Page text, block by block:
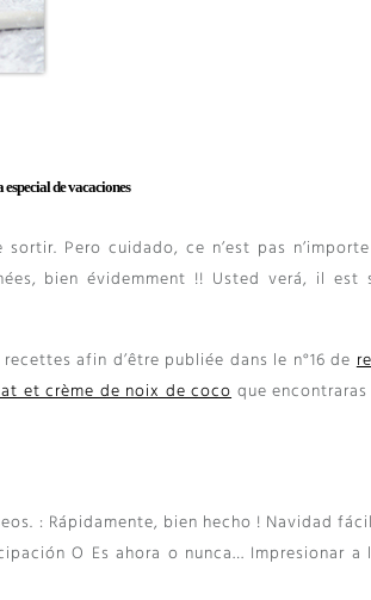
de vacaciones
sortir. Pero cuidado, ce n’est pas
, bien évidemment !! Usted verá, il est
afin d’être publiée dans le n°16 de
et crème de noix de coco que
: Rápidamente, bien hecho ! Navidad
O Es ahora o nunca… Impresionar a